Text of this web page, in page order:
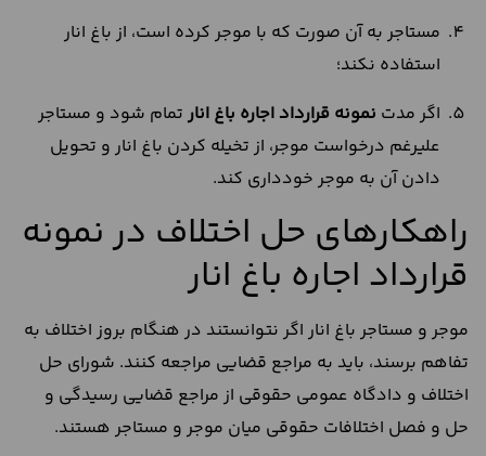
مستاجر به آن صورت که با موجر کرده است، از باغ انار
استفاده نکند؛
اگر مدت نمونه قرارداد اجاره باغ انار تمام شود و مستاجر
علیرغم درخواست موجر، از تخیله کردن باغ انار و تحویل
دادن آن به موجر خودداری کند.
راهکارهای حل اختلاف در نمونه
قرارداد اجاره باغ انار
موجر و مستاجر باغ انار اگر نتوانستند در هنگام بروز اختلاف به
تفاهم برسند، باید به مراجع قضایی مراجعه کنند. شورای حل
اختلاف و دادگاه عمومی حقوقی از مراجع قضایی رسیدگی و
حل و فصل اختلافات حقوقی میان موجر و مستاجر هستند.